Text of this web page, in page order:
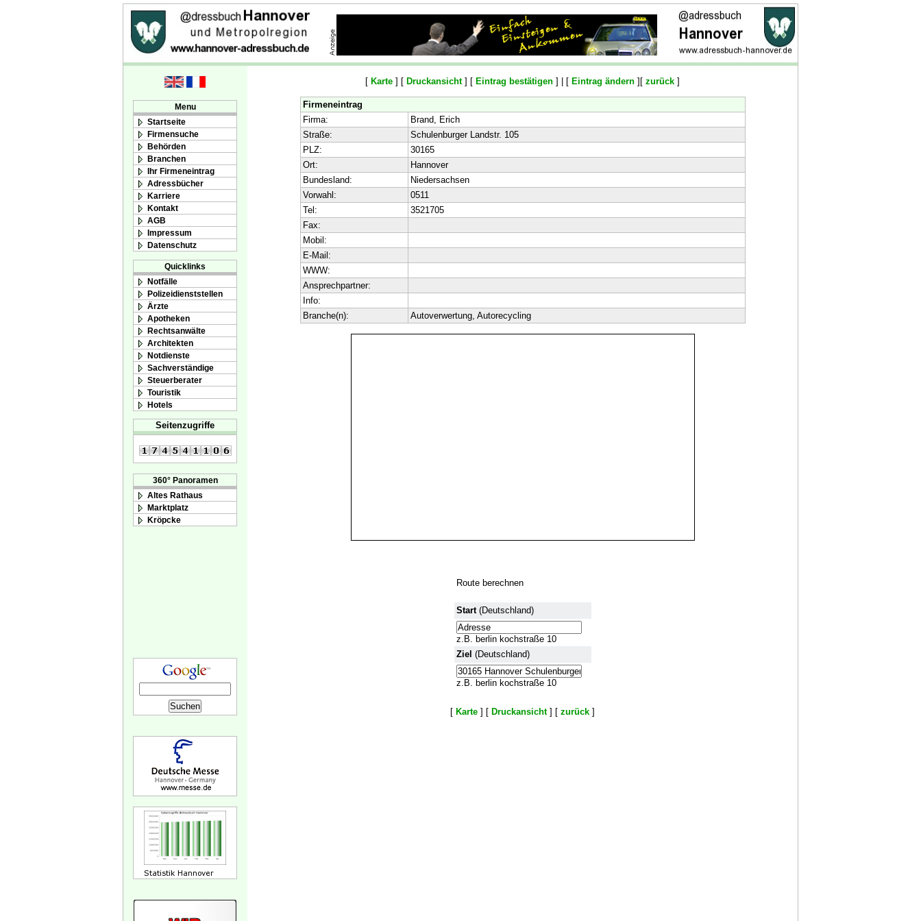
Menu
Startseite
Firmensuche
Behörden
Branchen
Ihr Firmeneintrag
Adressbücher
Karriere
Kontakt
AGB
Impressum
Datenschutz
Quicklinks
Notfälle
Polizeidienststellen
Ärzte
Apotheken
Rechtsanwälte
Architekten
Notdienste
Sachverständige
Steuerberater
Touristik
Hotels
Seitenzugriffe
360° Panoramen
Altes Rathaus
Marktplatz
Kröpcke
[ Karte ] [ Druckansicht] [ Eintrag bestätigen ] | [ Eintrag ändern ][ zurück ]
Firmeneintrag
Firma:
Brand, Erich
Straße:
Schulenburger Landstr. 105
PLZ:
30165
Ort:
Hannover
Bundesland:
Niedersachsen
Vorwahl:
0511
Tel:
3521705
Fax:
Mobil:
E-Mail:
WWW:
Ansprechpartner:
Info:
Branche(n):
Autoverwertung, Autorecycling
Route berechnen
Start(Deutschland)
z.B. berlin kochstraße 10
Ziel (Deutschland)
z.B. berlin kochstraße 10
[ Karte ] [ Druckansicht] [ zurück ]